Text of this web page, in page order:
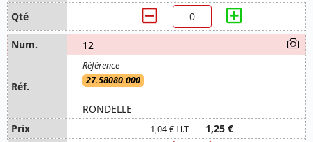
12
27.58080.000
RONDELLE
1,04 € H.T 1,25 €